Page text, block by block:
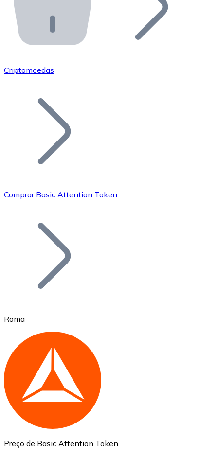
API Bitnovo
Integre nossa API no seu ecossistema.
Junte-se à nossa rede de revendedores e comercialize
Adicione o token do seu projeto ao nosso serviço de
Bitcoin
Ethereum
ETH
Criptomoedas
Comprar Basic Attention Token
Roma
Preço de Basic Attention Token